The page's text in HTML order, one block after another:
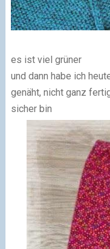
es ist viel grüner
und dann habe ich
genäht, nicht ganz
sicher bin